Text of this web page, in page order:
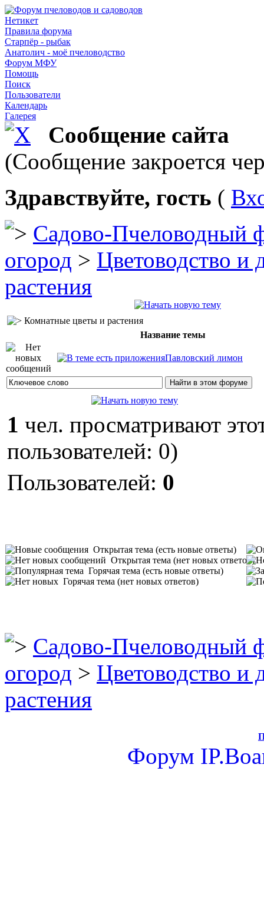
Нетикет
Правила форума
Старпёр - рыбак
Анатолич - моё пчеловодство
Форум МФУ
Помощь
Поиск
Пользователи
Календарь
Галерея
Сообщение сайта
(Сообщение закроется
Здравствуйте, гость (
Садово-Пчеловодный
огород > Цветоводство и
растения
Комнатные цветы и растения
Название темы
Павловский лимон
1 чел. просматривают
пользователей: 0)
Пользователей: 0
Открытая тема (есть новые ответы)
Открытая тема (нет новых ответов)
Горячая тема (есть новые ответы)
Горячая тема (нет новых ответов)
Садово-Пчеловодный
огород > Цветоводство и
растения
Форум